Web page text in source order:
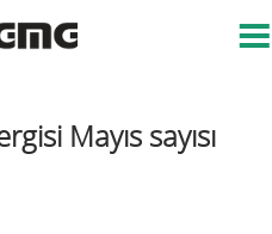
Mayıs sayısı